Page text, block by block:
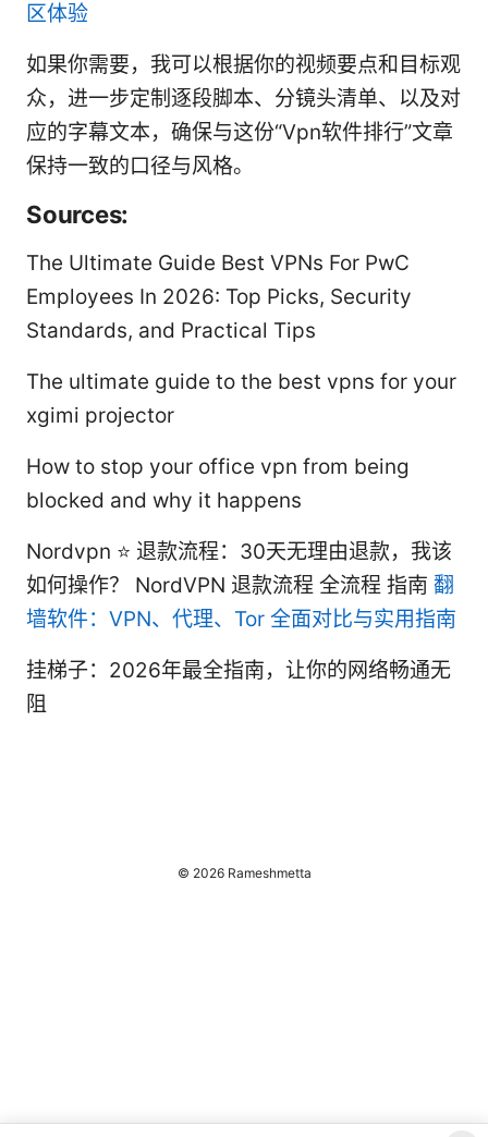
区体验
如果你需要，我可以根据你的视频要点和目标观
众，进一步定制逐段脚本、分镜头清单、以及对
应的字幕文本，确保与这份“Vpn软件排行”文章
保持一致的口径与风格。
Sources:
The Ultimate Guide Best VPNs For PwC
Employees In 2026: Top Picks, Security
Standards, and Practical Tips
The ultimate guide to the best vpns for your
xgimi projector
How to stop your office vpn from being
blocked and why it happens
Nordvpn ⭐ 退款流程：30天无理由退款，我该
如何操作？ NordVPN 退款流程 全流程 指南 翻
墙软件：VPN、代理、Tor 全面对比与实用指南
挂梯子：2026年最全指南，让你的网络畅通无
阻
© 2026 Rameshmetta